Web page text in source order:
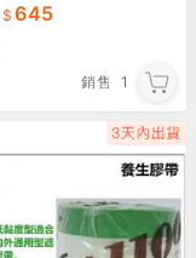
645
銷售 1